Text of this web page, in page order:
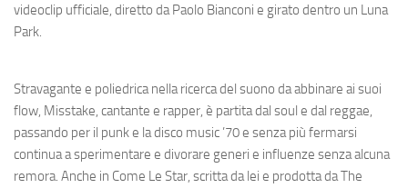
videoclip ufficiale, diretto da Paolo Bianconi e girato dentro un Luna
Park.
Stravagante e poliedrica nella ricerca del suono da abbinare ai suoi
flow, Misstake, cantante e rapper, è partita dal soul e dal reggae,
passando per il punk e la disco music ’70 e senza più fermarsi
continua a sperimentare e divorare generi e influenze senza alcuna
remora. Anche in Come Le Star, scritta da lei e prodotta da The